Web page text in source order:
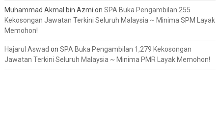
Muhammad Akmal bin Azmi on SPA Buka Pengambilan 255
Kekosongan Jawatan Terkini Seluruh Malaysia ~ Minima SPM Layak
Memohon!
Hajarul Aswad on SPA Buka Pengambilan 1,279 Kekosongan
Jawatan Terkini Seluruh Malaysia ~ Minima PMR Layak Memohon!